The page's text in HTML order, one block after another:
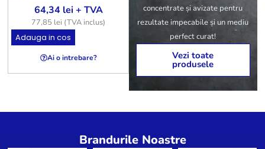
concentrate și avizate pentru
rezultate impecabile și un mediu
perfect curat!
Vezi toate
produsele
64,34 lei+ TVA
77,85 lei (TVA inclus)
Adauga in cos
Ai o intrebare?
127,63lei+ TVA
154,43lei(TVA inclus)
Adauga in cos
Ai o intrebare?
Brandurile Noastre